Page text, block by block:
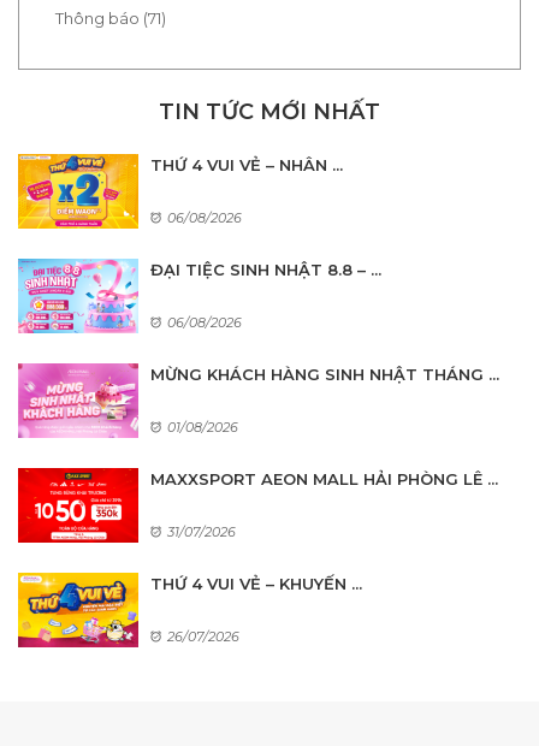
Thông báo (71)
TIN TỨC MỚI NHẤT
THỨ 4 VUI VẺ – NHÂN ...
06/08/2026
ĐẠI TIỆC SINH NHẬT 8.8 – ...
06/08/2026
MỪNG KHÁCH HÀNG SINH NHẬT THÁNG ...
01/08/2026
MAXXSPORT AEON MALL HẢI PHÒNG LÊ ...
31/07/2026
THỨ 4 VUI VẺ – KHUYẾN ...
26/07/2026